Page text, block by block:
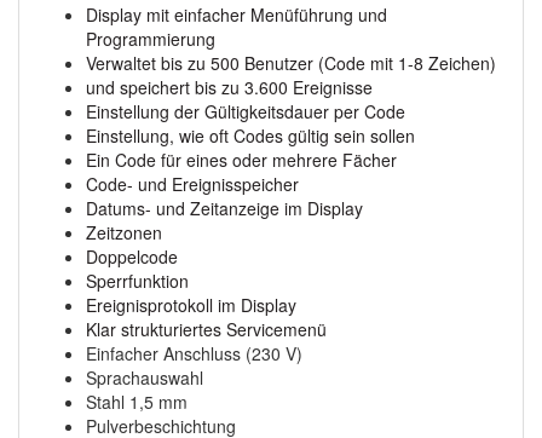
Display mit einfacher Menüführung und
Programmierung
Verwaltet bis zu 500 Benutzer (Code mit 1-8 Zeichen)
und speichert bis zu 3.600 Ereignisse
Einstellung der Gültigkeitsdauer per Code
Einstellung, wie oft Codes gültig sein sollen
Ein Code für eines oder mehrere Fächer
Code- und Ereignisspeicher
Datums- und Zeitanzeige im Display
Zeitzonen
Doppelcode
Sperrfunktion
Ereignisprotokoll im Display
Klar strukturiertes Servicemenü
Einfacher Anschluss (230 V)
Sprachauswahl
Stahl 1,5 mm
Pulverbeschichtung